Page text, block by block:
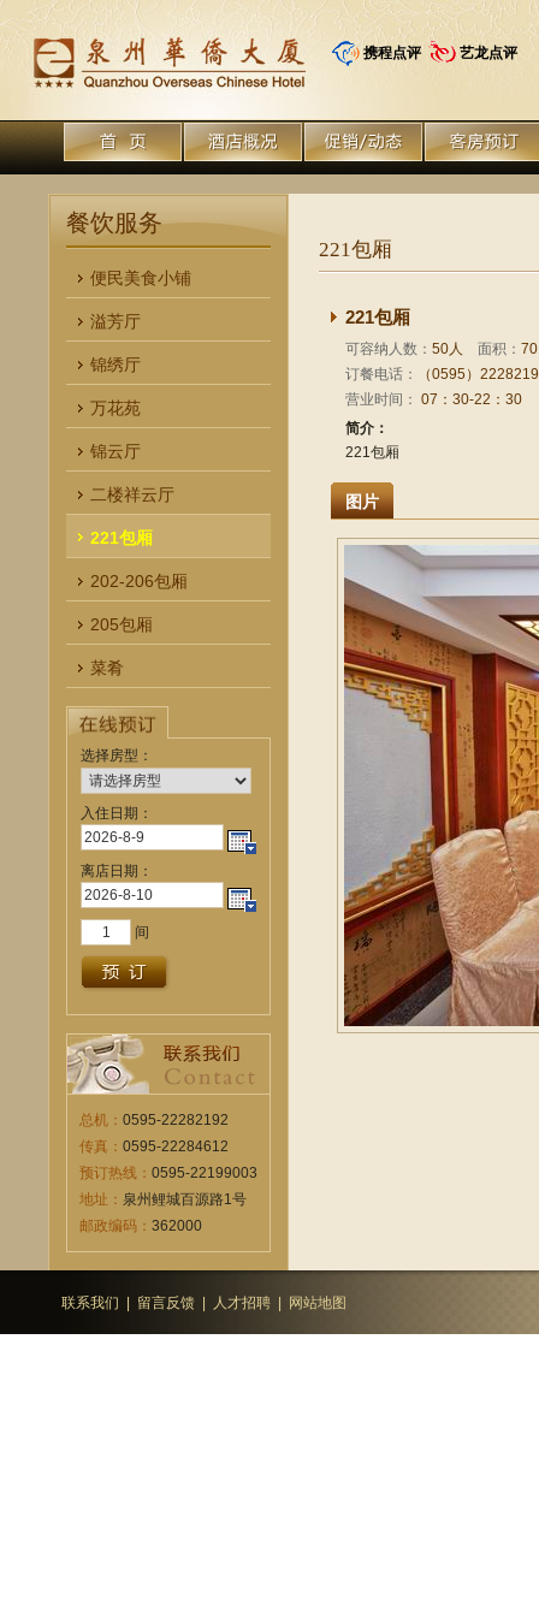
携程点评 艺龙点评
餐饮服务
便民美食小铺
溢芳厅
锦绣厅
万花苑
锦云厅
二楼祥云厅
221包厢
202-206包厢
205包厢
菜肴
选择房型：
入住日期：
离店日期：
间
总机： 0595-22282192
传真： 0595-22284612
预订热线： 0595-22199003
地址： 泉州鲤城百源路1号
邮政编码： 362000
221包厢
221包厢
可容纳人数： 50人 面积： 70
订餐电话：
（0595）
营业时间： 07：30-22：30
简介：
221包厢
图片
联系我们 留言反馈 人才招聘 网站地图